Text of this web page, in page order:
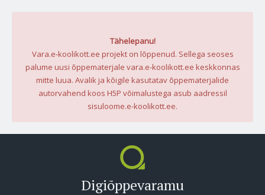
Tähelepanu!
Vara.e-koolikott.ee projekt on lõppenud. Sellega seoses
palume uusi õppematerjale vara.e-koolikott.ee keskkonnas
mitte luua. Avalik ja kõigile kasutatav õppematerjalide
autorvahend koos H5P võimalustega asub aadressil
sisuloome.e-koolikott.ee.
Digiõppevaramu